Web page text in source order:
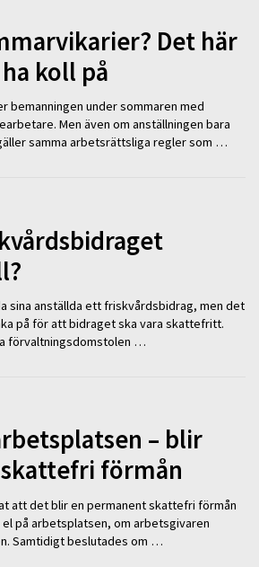
Det här
koll på
bemanningen under sommaren med
Men även om anställningen bara
samma arbetsrättsliga regler som …
sina anställda ett friskvårdsbidrag, men det
på för att bidraget ska vara skattefritt.
förvaltningsdomstolen …
– blir
förmån
att det blir en permanent skattefri förmån
på arbetsplatsen, om arbetsgivaren
Samtidigt beslutades om …